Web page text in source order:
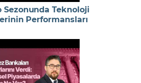
Sezonunda Teknoloji
Performansları